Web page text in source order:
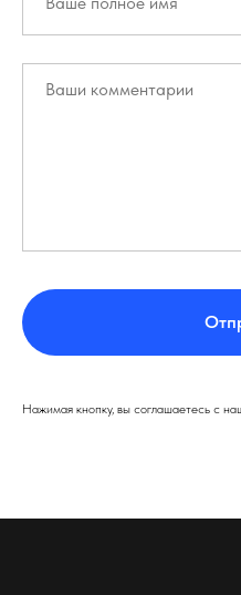
Нажимая кнопку, вы соглашаетесь с